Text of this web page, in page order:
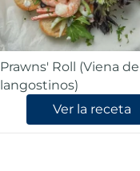
Prawns' Roll (Viena de
langostinos)
Ver la receta